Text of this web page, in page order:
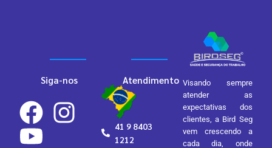
Visando sempre
atender as
expectativas dos
clientes, a Bird Seg
vem crescendo a
cada dia, onde
Atendimento
41 9 8403
1212
Siga-nos